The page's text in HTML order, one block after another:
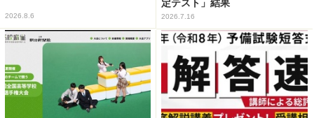
2026.8.6
定テスト」結果
2026.7.16